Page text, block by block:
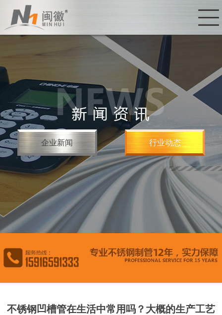
企业新闻 行业动态
不锈钢凹槽管在生活中常用吗？大概的生产工艺